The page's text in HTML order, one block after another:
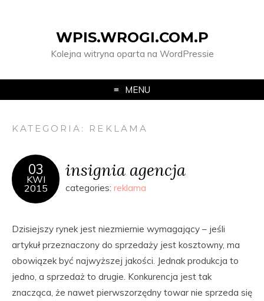
WPIS.WROGI.COM.P
Kolejna witryna oparta na WordPressie
MENU
KATEGORIA: REKLAMA
03
KWI
2015
insignia agencja
categories: reklama
Dzisiejszy rynek jest niezmiernie wymagający – jeśli
artykuł przeznaczony do sprzedaży jest kosztowny, ma
obowiązek być najwyższej jakości. Jednak produkcja to
jedno, a sprzedaż to drugie. Konkurencja jest tak
znacząca, że nawet pierwszorzędny towar nie sprzeda się